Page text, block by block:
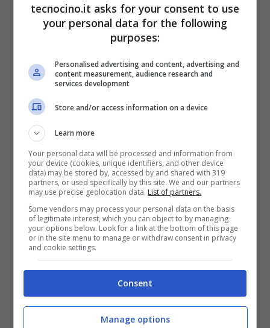
tecnocino.it asks for your consent to use
your personal data for the following
purposes:
Personalised advertising and content, advertising and
content measurement, audience research and
services development
Store and/or access information on a device
Learn more
Your personal data will be processed and information from
your device (cookies, unique identifiers, and other device
data) may be stored by, accessed by and shared with 319
partners, or used specifically by this site. We and our partners
may use precise geolocation data. List of partners.
Some vendors may process your personal data on the basis
of legitimate interest, which you can object to by managing
your options below. Look for a link at the bottom of this page
or in the site menu to manage or withdraw consent in privacy
and cookie settings.
Consent
Manage options